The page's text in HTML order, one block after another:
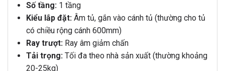
Số tầng:1 tầng
Kiểu lắp đặt:Âm tủ, gắn vào cánh tủ (thường cho tủ
có chiều rộng cánh 600mm)
Ray trượt:Ray âm giảm chấn
Tải trọng:Tối đa theo nhà sản xuất (thường khoảng
20-25kg)